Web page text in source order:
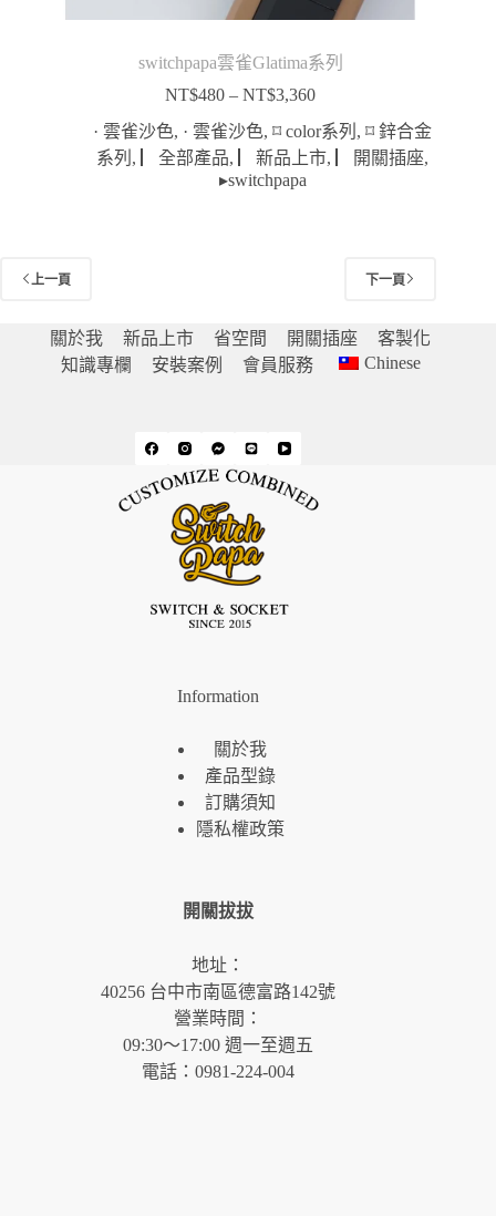
switchpapa雲雀Glatima系列
NT$480 – NT$3,360價
格
範
· 雲雀沙色, · 雲雀沙色,⌑ color系列 ,⌑ 鋅合金
系列 , ▏全部產品, ▏新品上市, ▏開關插座,
▸switchpapa
上一頁 下一頁
關於我 新品上市 省空間 開關插座
客製化
知識專欄
安裝案例 會員服務 Chinese
Information
關於我
產品型錄
訂購須知
隱私權政策
開關拔拔
地址：
40256 台中市南區德富路142號
營業時間：
09:30～17:00 週一至週五
電話：0981-224-004